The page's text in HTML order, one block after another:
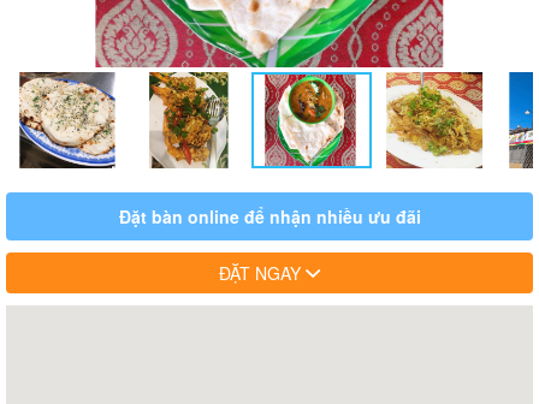
Đặt bàn online để nhận nhiều ưu đãi
ĐẶT NGAY